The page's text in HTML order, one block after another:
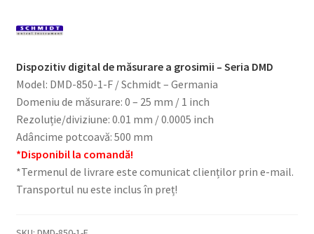
Dispozitiv digital de măsurare a grosimii – Seria DMD
Model: DMD-850-1-F / Schmidt – Germania
Domeniu de măsurare: 0 – 25 mm / 1 inch
Rezoluție/diviziune: 0.01 mm / 0.0005 inch
Adâncime potcoavă: 500 mm
*Disponibil la comandă!
*Termenul de livrare este comunicat clienților prin e-mail.
Transportul nu este inclus în preț!